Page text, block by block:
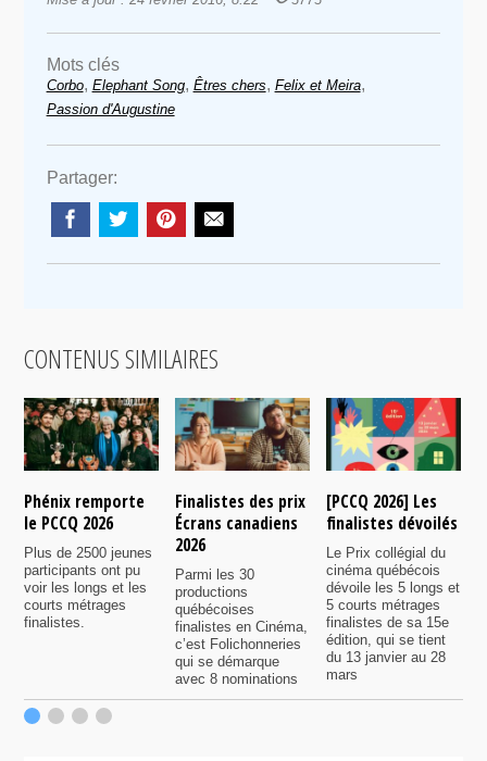
Mots clés
Corbo, Elephant Song, Êtres chers, Felix et Meira,
Passion d'Augustine
Partager:
CONTENUS SIMILAIRES
Phénix remporte
le PCCQ 2026
Plus de 2500 jeunes
participants ont pu
voir les longs et les
courts métrages
finalistes.
Finalistes des prix
Écrans canadiens
2026
Parmi les 30
productions
québécoises
finalistes en Cinéma,
c’est Folichonneries
qui se démarque
avec 8 nominations
[PCCQ 2026] Les
finalistes dévoilés
Le Prix collégial du
cinéma québécois
dévoile les 5 longs et
5 courts métrages
finalistes de sa 15e
édition, qui se tient
du 13 janvier au 28
mars